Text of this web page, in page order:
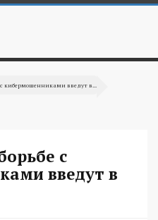
кибермошенниками введут в...
с
введут в